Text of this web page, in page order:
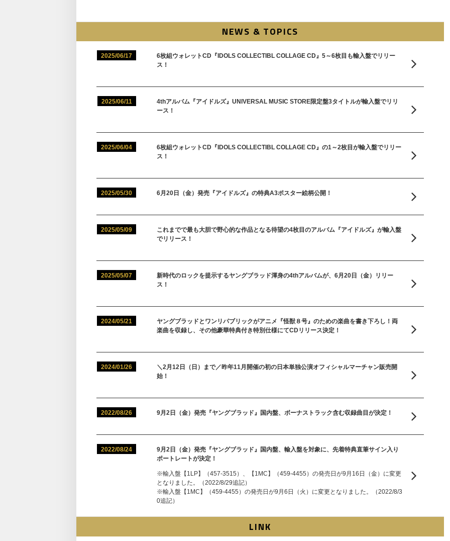
NEWS & TOPICS
2025/06/17
6枚組ウォレットCD『IDOLS COLLECTIBL COLLAGE CD』5～6枚目も輸入盤でリリー
ス！
2025/06/11
4thアルバム『アイドルズ』UNIVERSAL MUSIC STORE限定盤3タイトルが輸入盤でリリ
ース！
2025/06/04
6枚組ウォレットCD『IDOLS COLLECTIBL COLLAGE CD』の1～2枚目が輸入盤でリリー
ス！
2025/05/30 6月20日（金）発売『アイドルズ』の特典A3ポスター絵柄公開！
2025/05/09
これまでで最も大胆で野心的な作品となる待望の4枚目のアルバム『アイドルズ』が輸入盤
でリリース！
2025/05/07
新時代のロックを提示するヤングブラッド渾身の4thアルバムが、6月20日（金）リリー
ス！
2024/05/21
ヤングブラッドとワンリパブリックがアニメ『怪獣８号』のための楽曲を書き下ろし！両
楽曲を収録し、その他豪華特典付き特別仕様にてCDリリース決定！
2024/01/26
＼2月12日（日）まで／昨年11月開催の初の日本単独公演オフィシャルマーチャン販売開
始！
2022/08/26 9月2日（金）発売『ヤングブラッド』国内盤、ボーナストラック含む収録曲目が決定！
2022/08/24
9月2日（金）発売『ヤングブラッド』国内盤、輸入盤を対象に、先着特典直筆サイン入り
ポートレートが決定！
※輸入盤【1LP】（457-3515）、【1MC】（459-4455）の発売日が9月16日（金）に変更
となりました。（2022/8/29追記）
※輸入盤【1MC】（459-4455）の発売日が9月6日（火）に変更となりました。（2022/8/3
0追記）
LINK